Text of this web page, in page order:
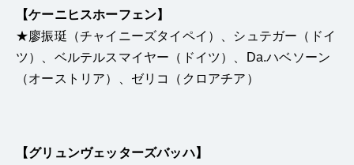
【ケーニヒスホーフェン】
★廖振珽 （チャイニーズタイペイ）、シュテガー（ドイ
ツ）、ベルテルスマイヤー（ドイツ）、Da.ハベソーン
（オーストリア）、ゼリコ（クロアチア）
【グリュンヴェッターズバッハ】